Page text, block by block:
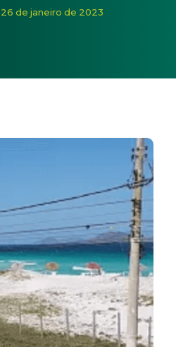
veraneio e fiação antiga;
de janeiro de 2023